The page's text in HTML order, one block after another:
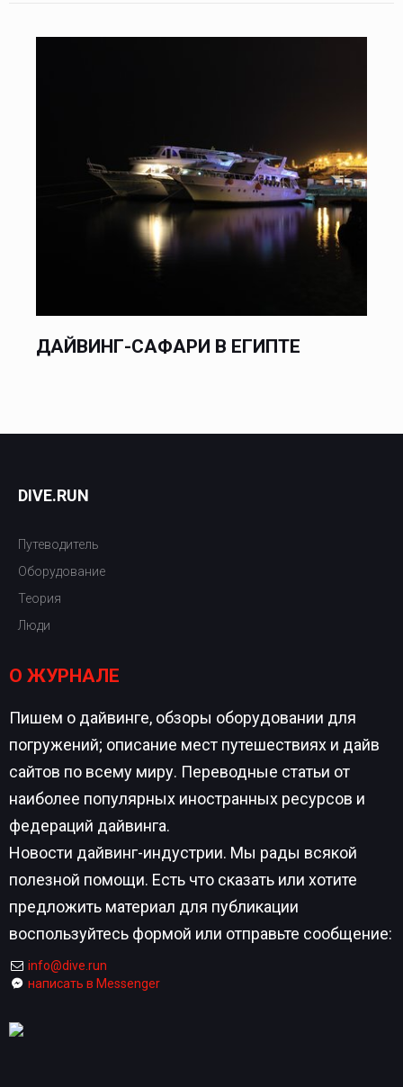
ДАЙВИНГ-САФАРИ В ЕГИПТЕ
DIVE.RUN
Путеводитель
Оборудование
Теория
Люди
О ЖУРНАЛЕ
Пишем о дайвинге, обзоры оборудовании для
погружений; описание мест путешествиях и дайв
сайтов по всему миру. Переводные статьи от
наиболее популярных иностранных ресурсов и
федераций дайвинга.
Новости дайвинг-индустрии. Мы рады всякой
полезной помощи. Есть что сказать или хотите
предложить материал для публикации
воспользуйтесь формой или отправьте сообщение:
info@dive.run
написать в Messenger